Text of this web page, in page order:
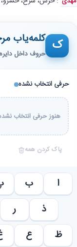
ک کلمه‌یاب
حروف داخل
حرفی انتخاب نشده
هنوز حرفی انتخاب
پاک کردن همه
ا ب
ذ
ر
ظ
ع